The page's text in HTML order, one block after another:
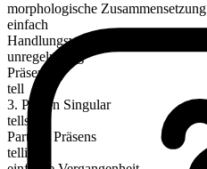
morphologische Zusammensetzung
einfach
Handlungsverb
unregelmäßig
Präsens
tell
3. Person Singular
tells
Partizip Präsens
telling